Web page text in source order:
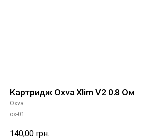
Картридж Oxva Xlim V2 0.8 Ом
Oxva
ox-01
140,00 грн.